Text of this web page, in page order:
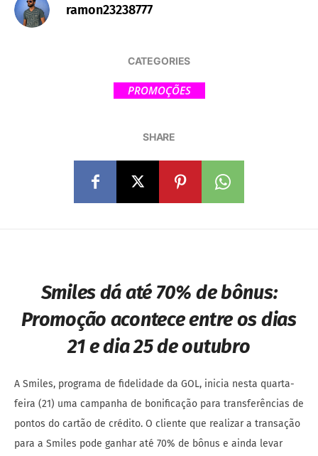
ramon23238777
CATEGORIES
PROMOÇÕES
SHARE
Smiles dá até 70% de bônus:
Promoção acontece entre os dias
21 e dia 25 de outubro
A Smiles, programa de fidelidade da GOL, inicia nesta quarta-
feira (21) uma campanha de bonificação para transferências de
pontos do cartão de crédito. O cliente que realizar a transação
para a Smiles pode ganhar até 70% de bônus e ainda levar